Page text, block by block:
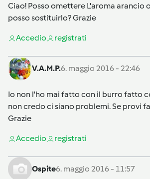
Ciao! Posso omettere L'aroma arancio
posso sostituirlo? Grazie
Accedio registrati
V.A.M.P.6. maggio 2016 - 22:46
Io non l'ho mai fatto con il burro fatto
non credo ci siano problemi. Se provi
Grazie
Accedio registrati
Ospite6. maggio 2016 - 11:57